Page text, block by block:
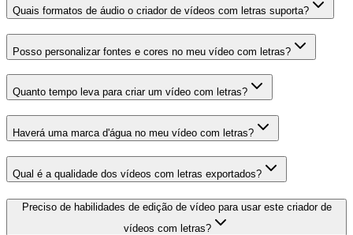
Quais formatos de áudio o criador de vídeos com letras suporta?
Posso personalizar fontes e cores no meu vídeo com letras?
Quanto tempo leva para criar um vídeo com letras?
Haverá uma marca d'água no meu vídeo com letras?
Qual é a qualidade dos vídeos com letras exportados?
Preciso de habilidades de edição de vídeo para usar este criador de
vídeos com letras?